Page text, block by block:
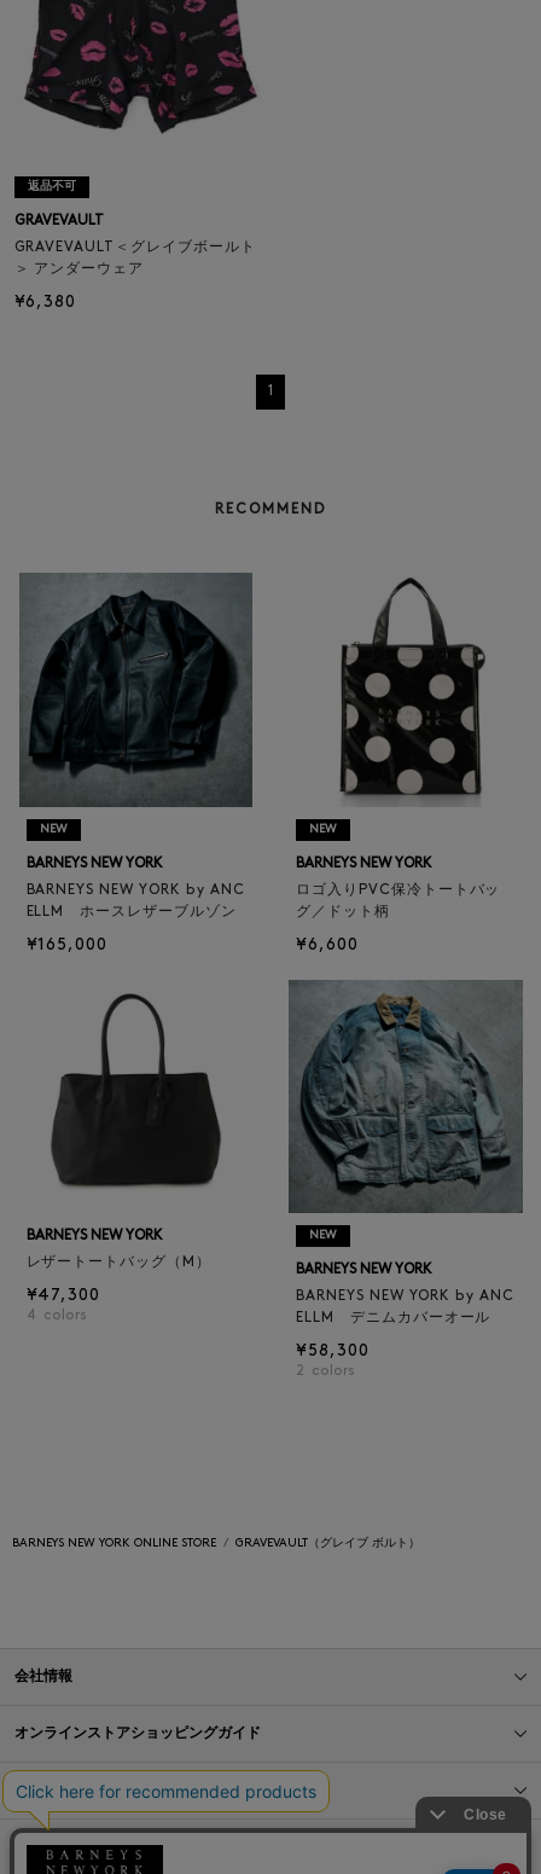
返品不可
GRAVEVAULT
GRAVEVAULT＜グレイブボールト
＞ アンダーウェア
¥6,380
1
RECOMMEND
NEW
BARNEYS NEW YORK
BARNEYS NEW YORK by ANC
ELLM ホースレザーブルゾン
¥165,000
NEW
BARNEYS NEW YORK
ロゴ入りPVC保冷トートバッ
グ／ドット柄
¥6,600
BARNEYS NEW YORK
レザートートバッグ（M）
¥47,300
4 colors
NEW
BARNEYS NEW YORK
BARNEYS NEW YORK by ANC
ELLM デニムカバーオール
¥58,300
2 colors
BARNEYS NEW YORK ONLINE STORE GRAVEVAULT（グレイブ ボルト）
会社情報
オンラインストアショッピングガイド
店舗情報
サービス